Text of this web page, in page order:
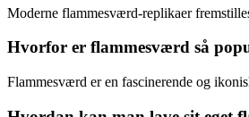
Moderne flammesværd-replikaer
Hvorfor er flammesværd så
Flammesværd er en fascinerende og